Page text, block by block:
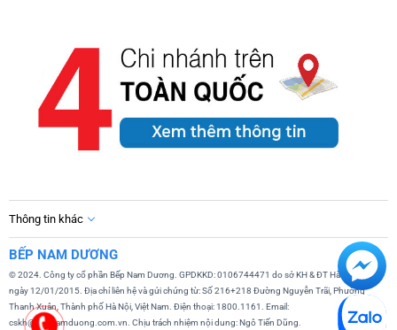
Thông tin khác
BẾP NAM DƯƠNG
© 2024. Công ty cổ phần Bếp Nam Dương. GPDKKD: 0106744471 do sở KH & ĐT Hà Nội cấp
ngày 12/01/2015. Địa chỉ liên hệ và gửi chứng từ: Số 216+218 Đường Nguyễn Trãi, Phường
Thanh Xuân, Thành phố Hà Nội, Việt Nam. Điện thoại: 1800.1161. Email:
cskh@bepnamduong.com.vn. Chịu trách nhiệm nội dung: Ngô Tiến Dũng.